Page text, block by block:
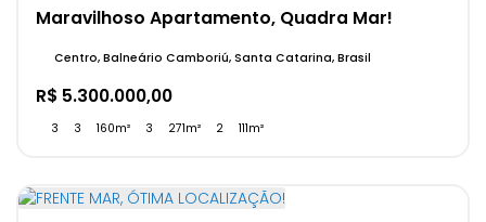
Maravilhoso Apartamento, Quadra Mar!
R$ 5.300.000,00
Centro, Balneário Camboriú, Santa Catarina, Brasil
3 3 160m² 3 271m² 2 111m²